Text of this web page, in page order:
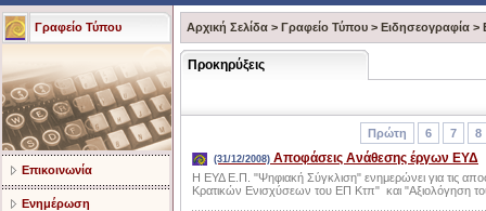
Γραφείο Τύπου
Επικοινωνία
Ενημέρωση
Αρχική Σελίδα > Γραφείο Τύπου > Ειδησεογραφία >
Προκηρύξεις
Πρώτη 6 7 8
(31/12/2008) Αποφάσεις Ανάθεσης έργων ΕΥΔ
Η ΕΥΔ Ε.Π. "Ψηφιακή Σύγκλιση" ενημερώνει για τις
Κρατικών Ενισχύσεων του ΕΠ Κτπ" και "Αξιολόγηση